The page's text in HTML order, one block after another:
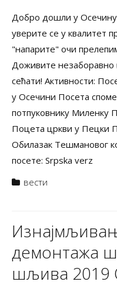
Добро дошли у
уверите се у квалитет
"напарите" очи
Доживите незаборавно
сећати! Активности:
у Осечини Посета
потпуковнику
Поцета цркви у Пецки
Обилазак Тешмановог
посете: Srpska verz
вести
демонтажа
шљива 2019